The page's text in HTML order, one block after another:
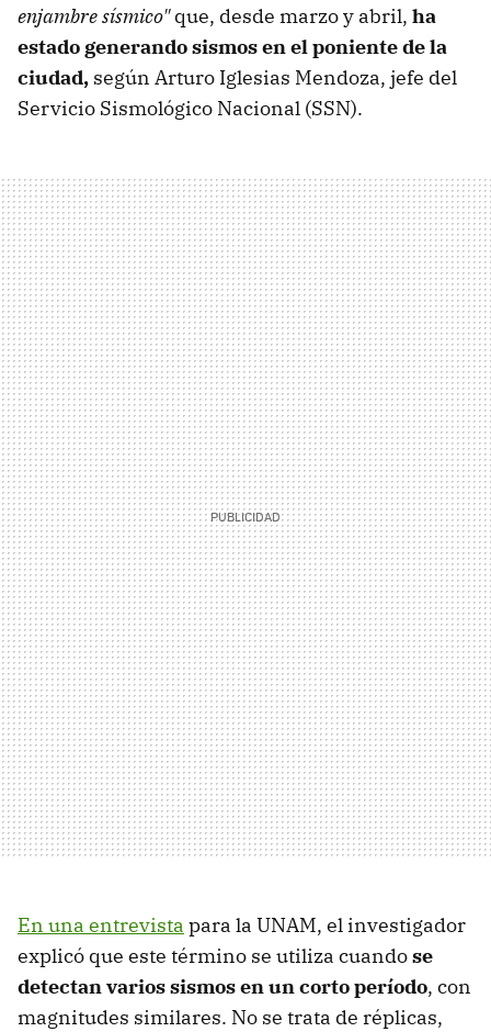
enjambre sísmico"que, desde marzo y abril, ha
estado generando sismos en el poniente de la
ciudad, según Arturo Iglesias Mendoza, jefe del
Servicio Sismológico Nacional (SSN).
En una entrevista para la UNAM, el investigador
explicó que este término se utiliza cuandose
detectan varios sismos en un corto período, con
magnitudes similares. No se trata de réplicas,